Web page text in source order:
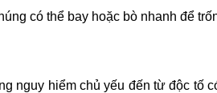
có thể bay hoặc bò nhanh để
nguy hiểm chủ yếu đến từ độc tố